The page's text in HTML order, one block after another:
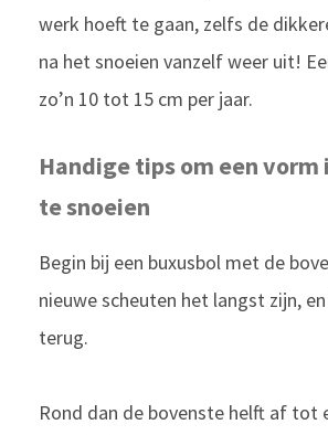
werk hoeft te gaan, zelfs de
na het snoeien vanzelf weer uit!
zo’n 10 tot 15 cm per jaar.
Handige tips om een vorm
te snoeien
Begin bij een buxusbol met de
nieuwe scheuten het langst zijn,
terug.
Rond dan de bovenste helft af tot